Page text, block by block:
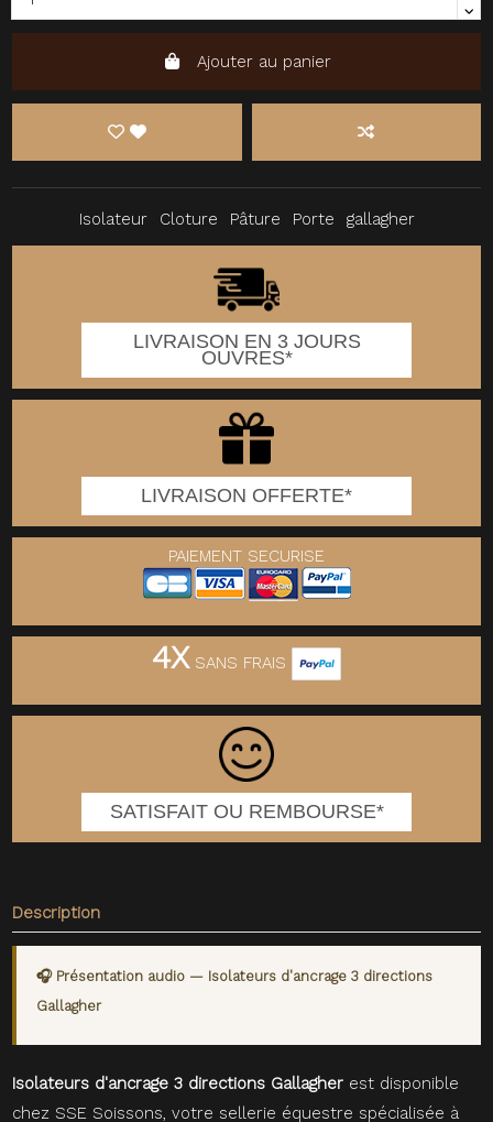
Ajouter au panier
Isolateur Cloture Pâture Porte gallagher
LIVRAISON EN 3 JOURS
OUVRES*
LIVRAISON OFFERTE*
PAIEMENT SECURISE
4XSANS FRAIS
SATISFAIT OU REMBOURSE*
Description
🎧 Présentation audio — Isolateurs d'ancrage 3 directions
Gallagher
Isolateurs d'ancrage 3 directions Gallagher est disponible
chez SSE Soissons, votre sellerie équestre spécialisée à